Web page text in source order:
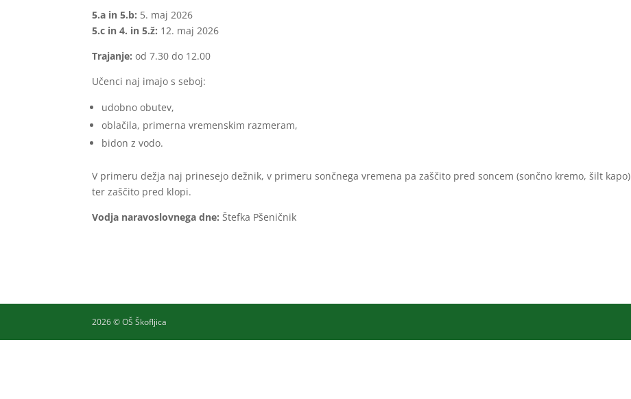
5.a in 5.b: 5. maj 2026
5.c in 4. in 5.ž: 12. maj 2026
Trajanje: od 7.30 do 12.00
Učenci naj imajo s seboj:
udobno obutev,
oblačila, primerna vremenskim razmeram,
bidon z vodo.
V primeru dežja naj prinesejo dežnik, v primeru sončnega vremena pa zaščito pred soncem (sončno kremo, šilt kapo)
ter zaščito pred klopi.
Vodja naravoslovnega dne: Štefka Pšeničnik
2026 © OŠ Škofljica